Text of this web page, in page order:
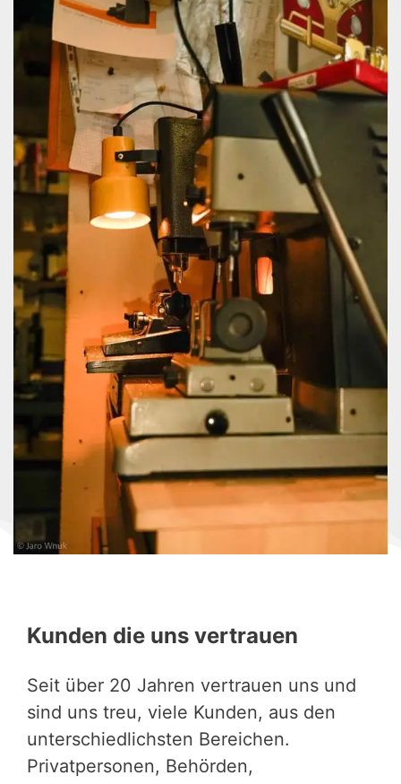
Kunden die uns vertrauen
Seit über 20 Jahren vertrauen uns und
sind uns treu, viele Kunden, aus den
unterschiedlichsten Bereichen.
Privatpersonen, Behörden,